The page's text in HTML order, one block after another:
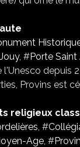
, #Porte Saint
Provins est
religieux
, #
Age, #